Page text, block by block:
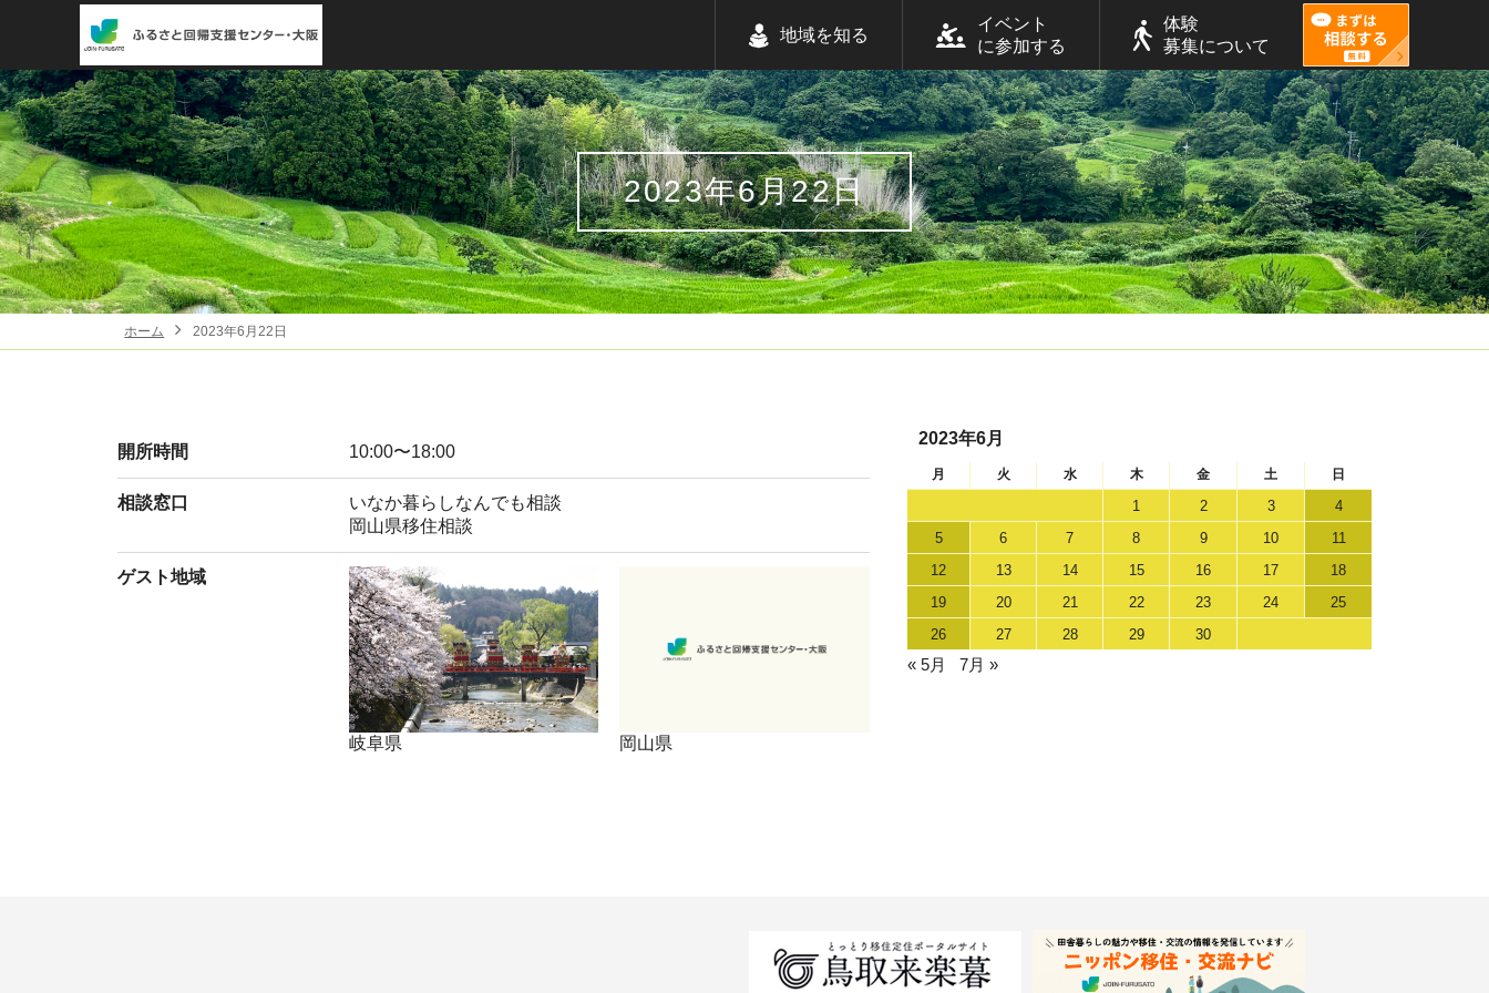
地域を知る
イベント
に参加する
体験
募集について
2023年6月22日
ホーム 2023年6月22日
開所時間 10:00〜18:00
相談窓口
いなか暮らしなんでも相談
岡山県移住相談
ゲスト地域
岐阜県 岡山県
2023年6月
月 火 水 木 金 土 日
1 2 3
4
5
6 7 8 9 10
11
12
13 14 15 16 17
18
19
20 21 22 23 24
25
26
27 28 29 30
« 5月 7月 »